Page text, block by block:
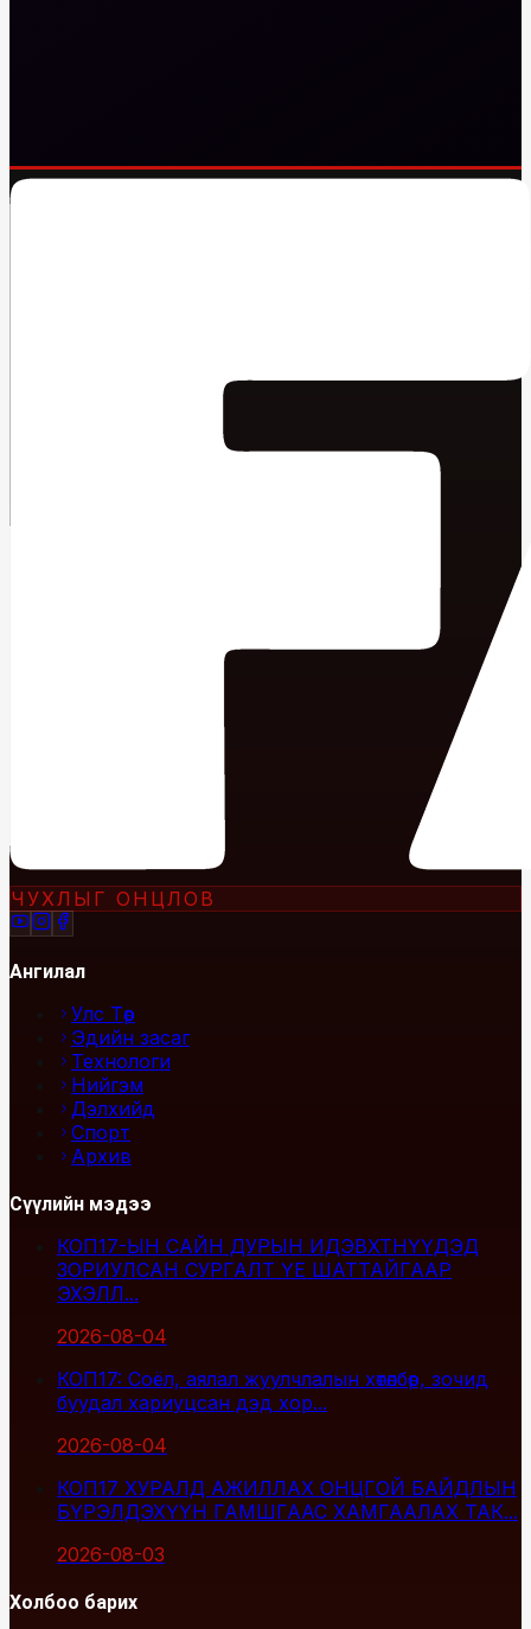
ЧУХЛЫГ ОНЦЛОВ
Ангилал
Улс Төр
Эдийн засаг
Технологи
Нийгэм
Дэлхийд
Спорт
Архив
Сүүлийн мэдээ
КОП17-ЫН САЙН ДУРЫН ИДЭВХТНҮҮДЭД
ЗОРИУЛСАН СУРГАЛТ ҮЕ ШАТТАЙГААР
ЭХЭЛЛ...
2026-08-04
КОП17: Соёл, аялал жуулчлалын хөтөлбөр, зочид
буудал хариуцсан дэд хор...
2026-08-04
КОП17 ХУРАЛД АЖИЛЛАХ ОНЦГОЙ БАЙДЛЫН
БҮРЭЛДЭХҮҮН ГАМШГААС ХАМГААЛАХ ТАК...
2026-08-03
Холбоо барих